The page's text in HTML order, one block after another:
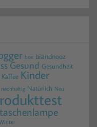
box brandnooz
Gesund Gesundheit
Kaffee Kinder
nachhaltig Natürlich Neu
taschenlampe